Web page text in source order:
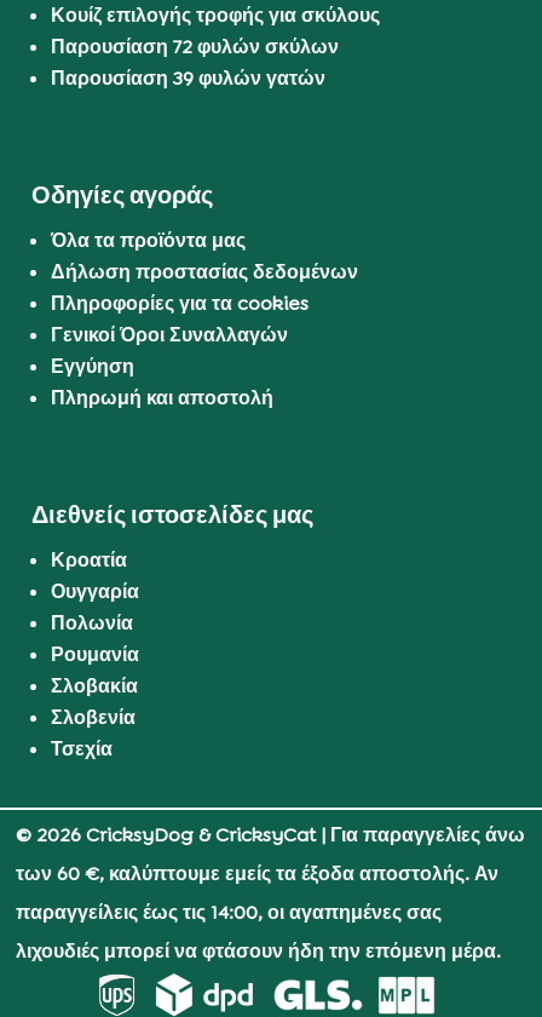
Κουίζ επιλογής τροφής για σκύλους
Παρουσίαση 72 φυλών σκύλων
Παρουσίαση 39 φυλών γατών
Οδηγίες αγοράς
Όλα τα προϊόντα μας
Δήλωση προστασίας δεδομένων
Πληροφορίες για τα cookies
Γενικοί Όροι Συναλλαγών
Εγγύηση
Πληρωμή και αποστολή
Διεθνείς ιστοσελίδες μας
Κροατία
Ουγγαρία
Πολωνία
Ρουμανία
Σλοβακία
Σλοβενία
Τσεχία
© 2026 CricksyDog & CricksyCat| Για παραγγελίες άνω
των 60 €, καλύπτουμε εμείς τα έξοδα αποστολής. Αν
παραγγείλεις έως τις 14:00, οι αγαπημένες σας
λιχουδιές μπορεί να φτάσουν ήδη την επόμενη μέρα.